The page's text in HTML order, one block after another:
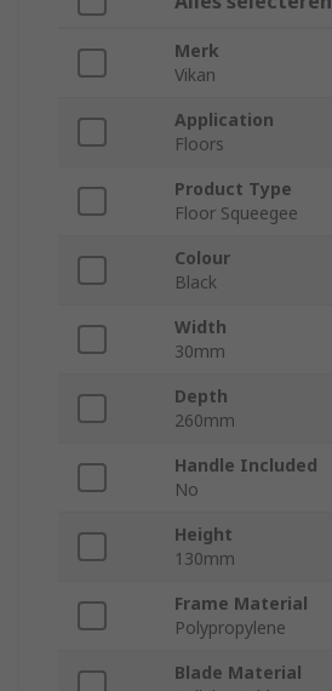
Merk
Vikan
Application
Floors
Product Type
Floor Squeegee
Colour
Black
Width
30mm
Depth
260mm
Handle Included
No
Height
130mm
Frame Material
Polypropylene
Blade Material